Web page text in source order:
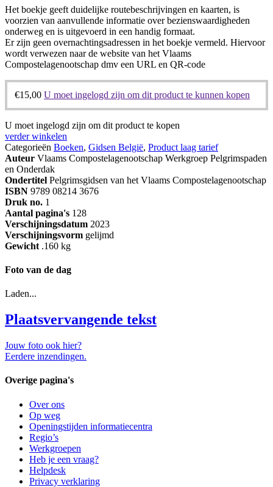
Het boekje geeft duidelijke routebeschrijvingen en kaarten, is
voorzien van aanvullende informatie over bezienswaardigheden
onderweg en is uitgevoerd in een handig formaat.
Er zijn geen overnachtingsadressen in het boekje vermeld. Hiervoor
wordt verwezen naar de website van het Vlaams
Compostelagenootschap dmv een URL en QR-code
€15,00 U moet ingelogd zijn om dit product te kunnen kopen
U moet ingelogd zijn om dit product te kopen
verder winkelen
Categorieën Boeken, Gidsen België, Product laag tarief
Auteur Vlaams Compostelagenootschap Werkgroep Pelgrimspaden
en Onderdak
Ondertitel Pelgrimsgidsen van het Vlaams Compostelagenootschap
ISBN 9789 08214 3676
Druk no. 1
Aantal pagina's 128
Verschijningsdatum 2023
Verschijningsvorm gelijmd
Gewicht .160 kg
Foto van de dag
Laden...
Plaatsvervangende tekst
Jouw foto ook hier?
Eerdere inzendingen.
Overige pagina's
Over ons
Op weg
Openingstijden informatiecentra
Regio’s
Werkgroepen
Heb je een vraag?
Helpdesk
Privacy verklaring